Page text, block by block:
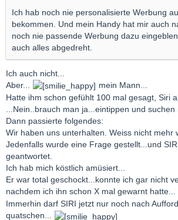
Ich hab noch nie personalisierte Werbung
bekommen. Und mein Handy hat mir auch
noch nie passende Werbung dazu
auch alles abgedreht.
Ich auch nicht...
Aber...
mein Mann...
Hatte ihm schon gefühlt 100 mal gesagt, Siri
...Nein..brauch man ja...eintippen und
Dann passierte folgendes:
Wir haben uns unterhalten. Weiss nicht mehr
Jedenfalls wurde eine Frage gestellt...und
geantwortet.
Ich hab mich köstlich amüsiert...
Er war total geschockt...konnte ich gar nicht
nachdem ich ihn schon X mal gewarnt hatte...
Immerhin darf SIRI jetzt nur noch nach
quatschen...